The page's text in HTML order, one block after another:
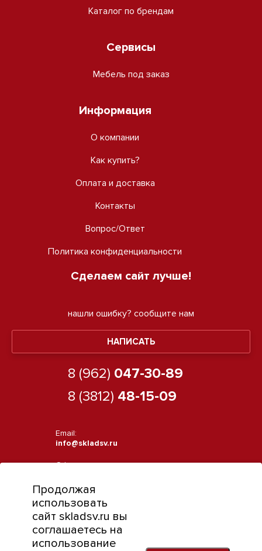
Каталог по брендам
Сервисы
Мебель под заказ
Информация
О компании
Как купить?
Оплата и доставка
Контакты
Вопрос/Ответ
Политика конфиденциальности
Сделаем сайт лучше!
нашли ошибку? сообщите нам
НАПИСАТЬ
8 (962) 047-30-89
8 (3812) 48-15-09
Email:
info@skladsv.ru
Офис:
Режим работы:
Пн-Пт с 9:00 до 18:00
Продолжая
использовать
сайт skladsv.ru вы
соглашаетесь на
использование